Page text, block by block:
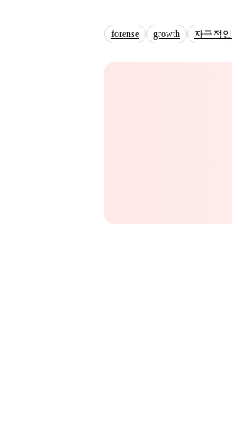
forense growth 자극적인